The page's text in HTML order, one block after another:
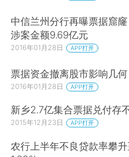
中信兰州分行再曝票据窟窿
涉案金额9.69亿元
2016年01月28日 APP打开
票据资金撤离股市影响几何
2016年01月28日 APP打开
新乡2.7亿集合票据兑付存
2015年12月23日 APP打开
农行上半年不良贷款率攀